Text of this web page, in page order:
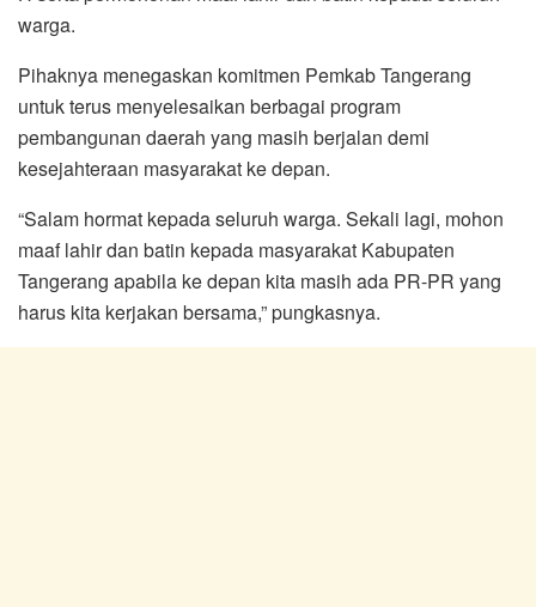
warga.
Pihaknya menegaskan komitmen Pemkab Tangerang
untuk terus menyelesaikan berbagai program
pembangunan daerah yang masih berjalan demi
kesejahteraan masyarakat ke depan.
“Salam hormat kepada seluruh warga. Sekali lagi, mohon
maaf lahir dan batin kepada masyarakat Kabupaten
Tangerang apabila ke depan kita masih ada PR-PR yang
harus kita kerjakan bersama,” pungkasnya.